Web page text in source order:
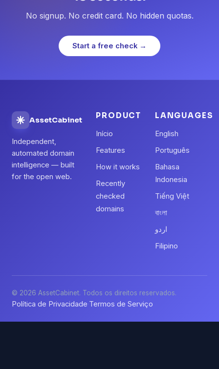
No signup. No credit card. No hidden quotas.
Start a free check →
AssetCabinet
Independent,
automated domain
intelligence — built
for the open web.
PRODUCT
Início
Features
How it works
Recently
checked
domains
LANGUAGES
English
Português
Bahasa
Indonesia
Tiếng Việt
বাংলা
اردو
Filipino
© 2026 AssetCabinet. Todos os direitos reservados.
Política de Privacidade·Termos de Serviço